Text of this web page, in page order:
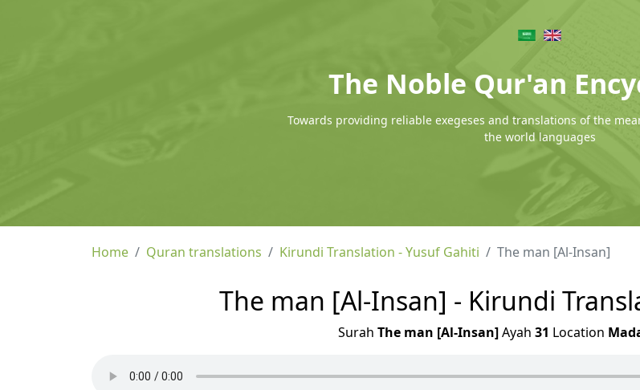
The Noble Qur'an
Towards providing reliable exegeses and translations of the
the world languages
Home Quran translations Kirundi Translation - Yusuf Gahiti The man [Al-Insan]
The man [Al-Insan] - Kirundi
Surah The man [Al-Insan]Ayah 31 Location